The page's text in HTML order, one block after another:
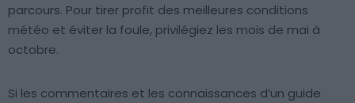
parcours. Pour tirer profit des meilleures conditions
météo et éviter la foule, privilégiez les mois de mai à
octobre.
Si les commentaires et les connaissances d’un guide